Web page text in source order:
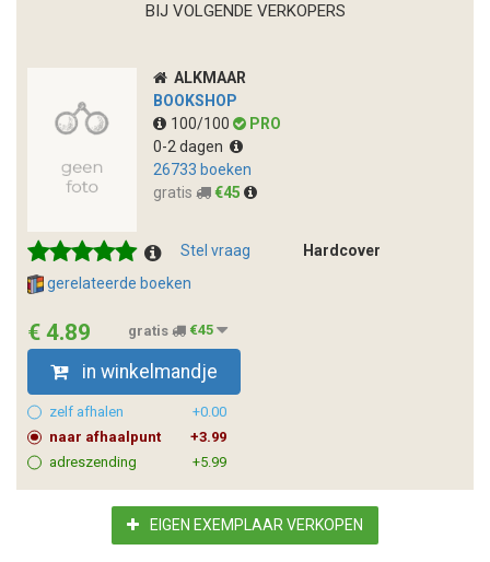
BIJ VOLGENDE VERKOPERS
ALKMAAR
BOOKSHOP
100/100
PRO
0-2 dagen
26733 boeken
gratis
€45
Stel vraag
Hardcover
gerelateerde boeken
€ 4.89 gratis €45
in winkelmandje
zelf afhalen
+0.00
naar afhaalpunt
+3.99
adreszending
+5.99
EIGEN EXEMPLAAR VERKOPEN